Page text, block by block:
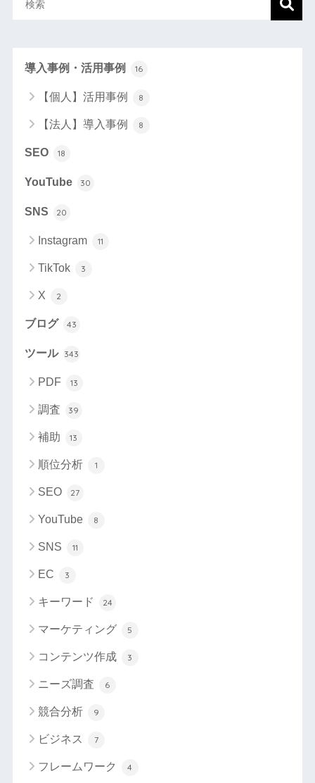
導入事例・活用事例 16
【個人】活用事例 8
【法人】導入事例 8
SEO 18
YouTube 30
SNS 20
Instagram 11
TikTok 3
X 2
ブログ 43
ツール 343
PDF 13
調査 39
補助 13
順位分析 1
SEO 27
YouTube 8
SNS 11
EC 3
キーワード 24
マーケティング 5
コンテンツ作成 3
ニーズ調査 6
競合分析 9
ビジネス 7
フレームワーク 4